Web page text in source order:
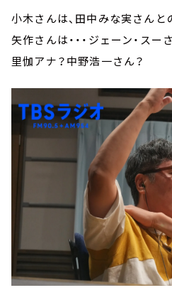
小木さんは、田中みな実さんと
矢作さんは・・・ジェーン・ス
里伽アナ？中野浩一さん？